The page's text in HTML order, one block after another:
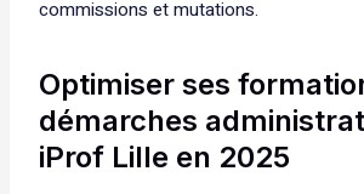
commissions et mutations.
Optimiser ses
démarches
iProf Lille en 2025